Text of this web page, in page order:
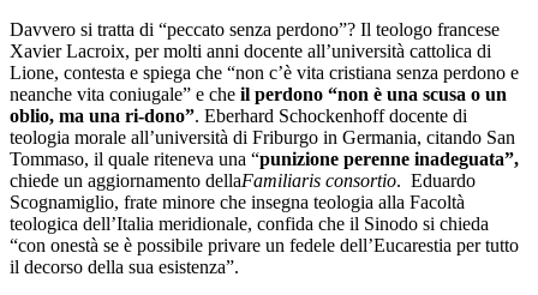
Davvero si tratta di “peccato senza perdono”? Il teologo francese
Xavier Lacroix, per molti anni docente all’università cattolica di
Lione, contesta e spiega che “non c’è vita cristiana senza perdono e
neanche vita coniugale” e che il perdono “non è una scusa o un
oblio, ma una ri-dono”. Eberhard Schockenhoff docente di
teologia morale all’università di Friburgo in Germania, citando San
Tommaso, il quale riteneva una “punizione perenne inadeguata”,
chiede un aggiornamento dellaFamiliaris consortio. Eduardo
Scognamiglio, frate minore che insegna teologia alla Facoltà
teologica dell’Italia meridionale, confida che il Sinodo si chieda
“con onestà se è possibile privare un fedele dell’Eucarestia per tutto
il decorso della sua esistenza”.